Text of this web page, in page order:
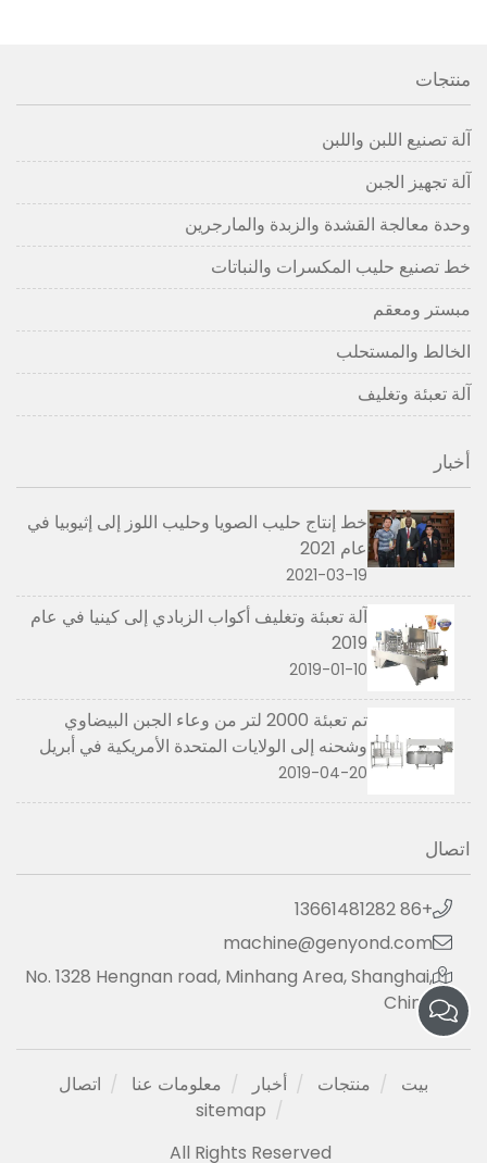
منتجات
آلة تصنيع اللبن واللبن
آلة تجهيز الجبن
وحدة معالجة القشدة والزبدة والمارجرين
خط تصنيع حليب المكسرات والنباتات
مبستر ومعقم
الخالط والمستحلب
آلة تعبئة وتغليف
أخبار
خط إنتاج حليب الصويا وحليب اللوز إلى إثيوبيا في
عام 2021
2021-03-19
آلة تعبئة وتغليف أكواب الزبادي إلى كينيا في عام
2019
2019-01-10
تم تعبئة 2000 لتر من وعاء الجبن البيضاوي
وشحنه إلى الولايات المتحدة الأمريكية في أبريل
2019
2019-04-20
اتصال
+86 13661481282
machine@genyond.com
No. 1328 Hengnan road, Minhang Area, Shanghai,
China
بيت منتجات أخبار معلومات عنا
اتصال
sitemap
All Rights Reserved